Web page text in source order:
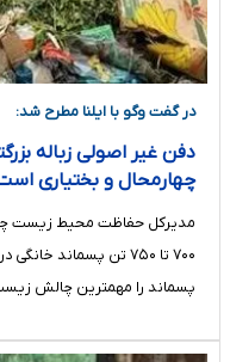
در گفت وگو با ایلنا مطرح شد:
دفن غیر اصولی زباله
چهارمحال و بختیاری
مدیرکل حفاظت محیط زیست
۷۰۰ تا ۷۵۰ تن پسماند
پسماند را مهمترین چالش